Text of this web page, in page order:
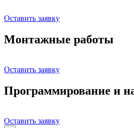
Оставить заявку
Монтажные работы
Оставить заявку
Программирование и
Оставить заявку